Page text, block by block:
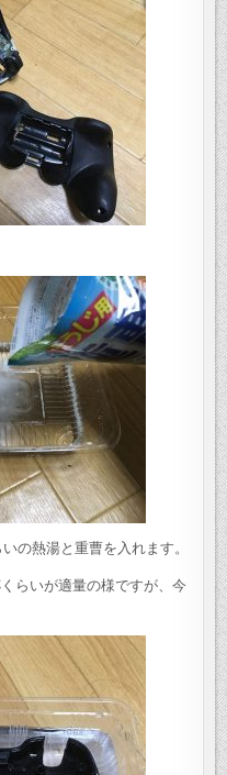
の熱湯と重曹を入れます。
らいが適量の様ですが、今